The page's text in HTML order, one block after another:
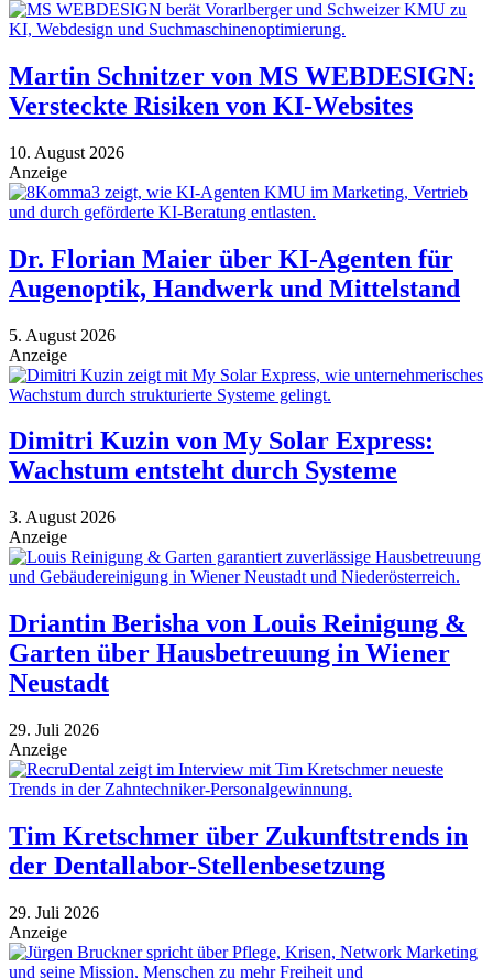
Martin Schnitzer von MS WEBDESIGN:
Versteckte Risiken von KI-Websites
10. August 2026
Anzeige
Dr. Florian Maier über KI-Agenten für
Augenoptik, Handwerk und Mittelstand
5. August 2026
Anzeige
Dimitri Kuzin von My Solar Express:
Wachstum entsteht durch Systeme
3. August 2026
Anzeige
Driantin Berisha von Louis Reinigung &
Garten über Hausbetreuung in Wiener
Neustadt
29. Juli 2026
Anzeige
Tim Kretschmer über Zukunftstrends in
der Dentallabor-Stellenbesetzung
29. Juli 2026
Anzeige